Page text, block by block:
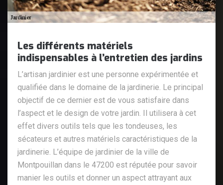
Les différents matériels
indispensables à l’entretien des jardins
L’artisan jardinier est une personne expérimentée et
qualifiée dans le domaine de la jardinerie. Le principal
objectif de ce dernier est de vous satisfaire dans
l’aspect et le design de votre jardin. Il utilisera à cet
effet divers outils tels que les tondeuses, les
sécateurs et autres matériels caractéristiques de la
jardinerie. L’équipe de jardinier de la ville de
Montpouillan dans le 47200 est réputée pour savoir
manier les outils et donner un aspect attrayant aux